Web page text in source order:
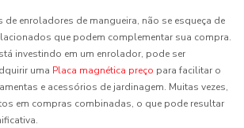
enroladores de mangueira, não se esqueça de
que podem complementar sua compra.
investindo em um enrolador, pode ser
uma Placa magnética preço para facilitar o
e acessórios de jardinagem. Muitas vezes,
em compras combinadas, o que pode resultar